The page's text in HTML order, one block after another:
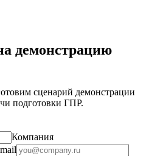
демонстрацию
сценарий демонстрации
подготовки ГПР.
Компания